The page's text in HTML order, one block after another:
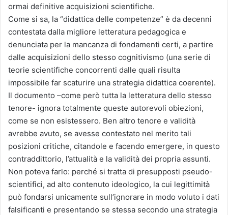
ormai definitive acquisizioni scientifiche.
Come si sa, la “didattica delle competenze” è da decenni
contestata dalla migliore letteratura pedagogica e
denunciata per la mancanza di fondamenti certi, a partire
dalle acquisizioni dello stesso cognitivismo (una serie di
teorie scientifiche concorrenti dalle quali risulta
impossibile far scaturire una strategia didattica coerente).
Il documento –come però tutta la letteratura dello stesso
tenore- ignora totalmente queste autorevoli obiezioni,
come se non esistessero. Ben altro tenore e validità
avrebbe avuto, se avesse contestato nel merito tali
posizioni critiche, citandole e facendo emergere, in questo
contraddittorio, l’attualità e la validità dei propria assunti.
Non poteva farlo: perché si tratta di presupposti pseudo-
scientifici, ad alto contenuto ideologico, la cui legittimità
può fondarsi unicamente sull’ignorare in modo voluto i dati
falsificanti e presentando se stessa secondo una strategia